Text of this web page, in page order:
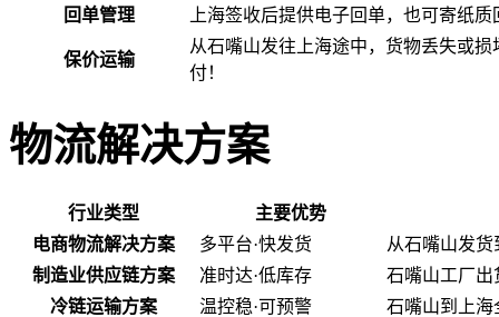
回单管理
上海签收后提供电子回单，也可寄纸
保价运输
从石嘴山发往上海途中，货物丢失或
付！
物流解决方案
行业类型
主要优势
电商物流解决方案
多平台·快发货
从石嘴山发
制造业供应链方案
准时达·低库存
石嘴山工厂出
冷链运输方案
温控稳·可预警
石嘴山到上海